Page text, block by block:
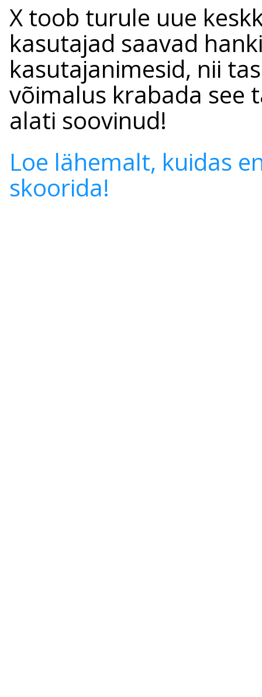
X toob turule uue
kasutajad saavad
kasutajanimesid, nii
võimalus krabada see
alati soovinud!
Loe lähemalt, kuidas
skoorida!